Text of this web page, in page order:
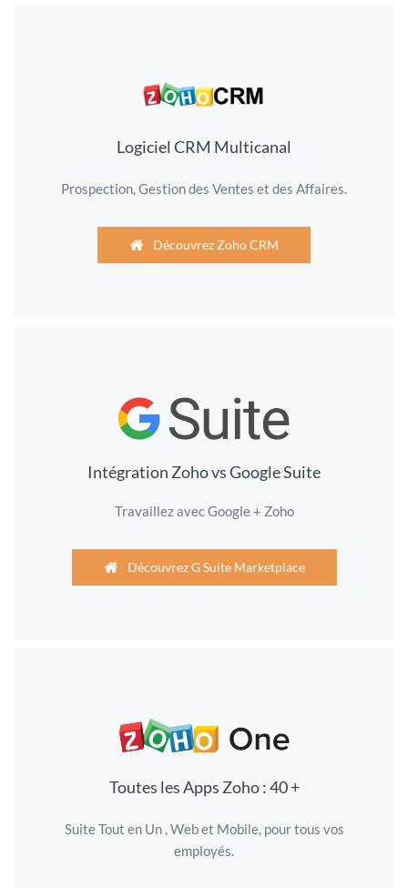
Logiciel CRM Multicanal
Prospection, Gestion des Ventes et des Affaires.
Découvrez Zoho CRM
Intégration Zoho vs Google Suite
Travaillez avec Google + Zoho
Découvrez G Suite Marketplace
Toutes les Apps Zoho : 40 +
Suite Tout en Un , Web et Mobile, pour tous vos
employés.